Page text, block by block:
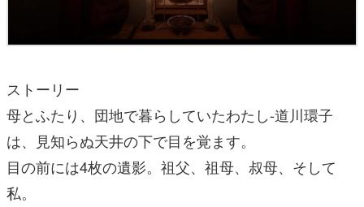
ストーリー
母とふたり、団地で暮らしていたわたし-道川環子
は、見知らぬ天井の下で目を覚ます。
目の前には4枚の遺影。祖父、祖母、叔母、そして
私。